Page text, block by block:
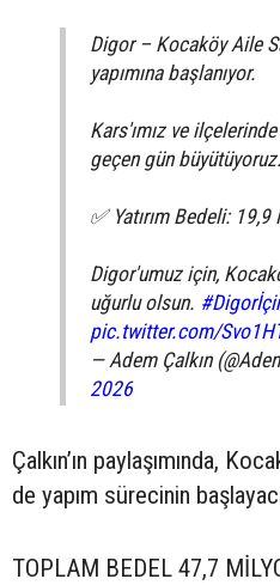
Digor – Kocaköy Aile
yapımına başlanıyor.
Kars'ımız ve
geçen gün büyütüyoruz.
✅ Yatırım Bedeli: 19,9
Digor'umuz için,
uğurlu olsun.
pic.twitter.com/
— Adem Çalkın
2026
Çalkın’ın paylaşımında,
de yapım sürecinin
TOPLAM BEDEL 47,7